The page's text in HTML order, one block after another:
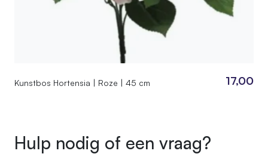
Kunstbos Hortensia | Roze | 45 cm 17,00
Hulp nodig of een vraag?